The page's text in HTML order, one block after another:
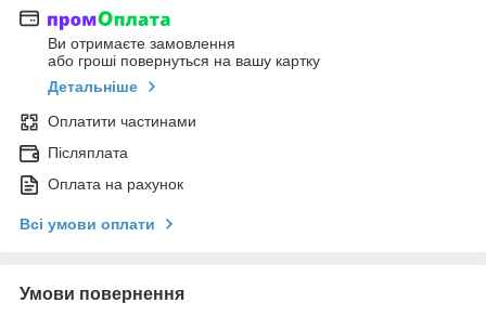
Ви отримаєте замовлення
або гроші повернуться на вашу картку
Детальніше
Оплатити частинами
Післяплата
Оплата на рахунок
Всі умови оплати
Умови повернення